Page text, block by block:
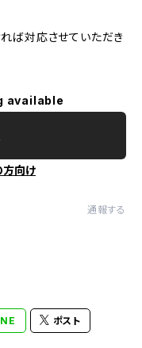
ば対応させていただき
available
方向け
通報する
ポスト